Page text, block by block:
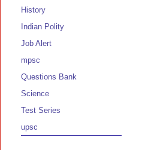
History
Indian Polity
Job Alert
mpsc
Questions Bank
Science
Test Series
upsc